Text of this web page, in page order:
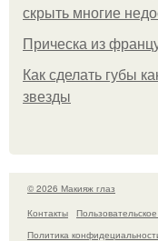
скрыть многие
Прическа из
Как сделать губы
звезды
© 2026 Макияж глаз
Контакты
Политика